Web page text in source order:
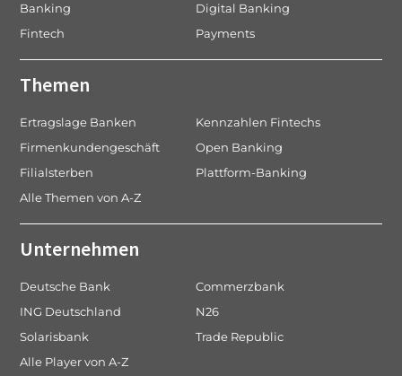
Banking
Digital Banking
Fintech
Payments
Themen
Ertragslage Banken
Kennzahlen Fintechs
Firmenkundengeschäft
Open Banking
Filialsterben
Plattform-Banking
Alle Themen von A-Z
Unternehmen
Deutsche Bank
Commerzbank
ING Deutschland
N26
Solarisbank
Trade Republic
Alle Player von A-Z